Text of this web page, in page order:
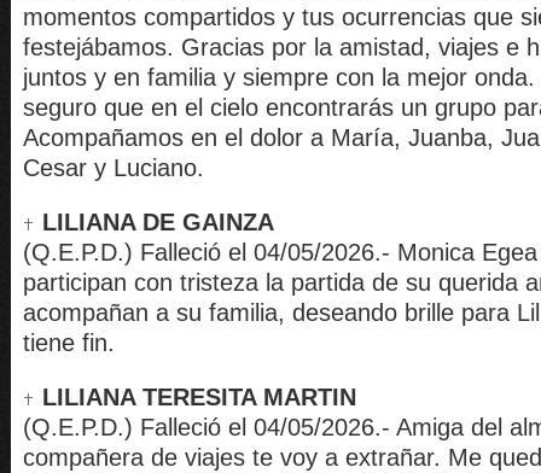
momentos compartidos y tus ocurrencias que
festejábamos. Gracias por la amistad, viajes e
juntos y en familia y siempre con la mejor onda.
seguro que en el cielo encontrarás un grupo
Acompañamos en el dolor a María, Juanba,
Cesar y Luciano.
LILIANA DE GAINZA
(Q.E.P.D.) Falleció el 04/05/2026.- Monica
participan con tristeza la partida de su querida
acompañan a su familia, deseando brille para
tiene fin.
LILIANA TERESITA MARTIN
(Q.E.P.D.) Falleció el 04/05/2026.- Amiga del
compañera de viajes te voy a extrañar. Me